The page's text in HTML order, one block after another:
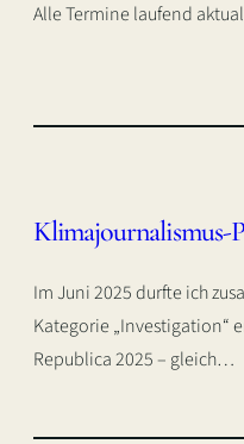
Alle Termine laufend
Klimajournalismus-
Im Juni 2025 durfte ich
Kategorie „Investigation“
Republica 2025 – gleich…